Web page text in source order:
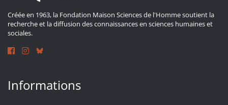
Créée en 1963, la Fondation Maison Sciences de l'Homme soutient la
recherche et la diffusion des connaissances en sciences humaines et
sociales.
Informations